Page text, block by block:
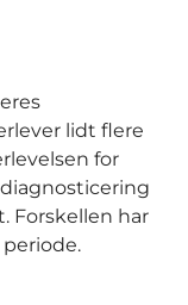
lidt flere
for
Forskellen har